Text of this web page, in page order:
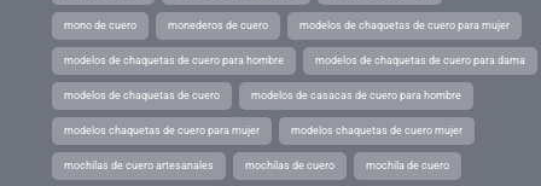
mono de cuero monederos de cuero modelos de chaquetas de cuero para mujer
modelos de chaquetas de cuero para hombre modelos de chaquetas de cuero para dama
modelos de chaquetas de cuero modelos de casacas de cuero para hombre
modelos chaquetas de cuero para mujer modelos chaquetas de cuero mujer
mochilas de cuero artesanales mochilas de cuero mochila de cuero